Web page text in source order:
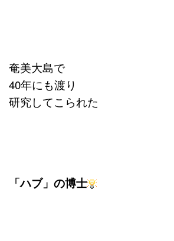
奄美大島で
40年にも渡り
研究してこられた
「ハブ」の博士